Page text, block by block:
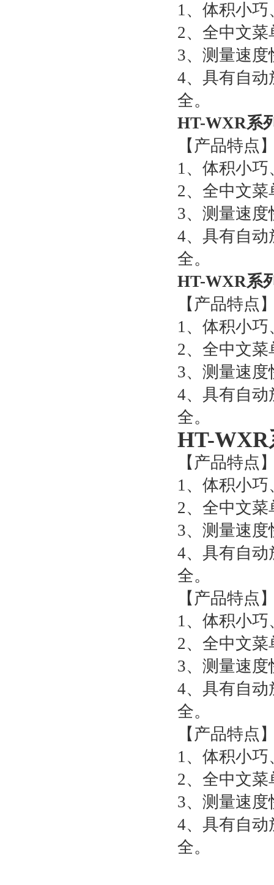
1、体积小
2、全中文
3、测量速
4、具有自
全。
HT-WXR系
【产品特点
1、体积小
2、全中文
3、测量速
4、具有自
全。
HT-WXR系
【产品特点
1、体积小
2、全中文
3、测量速
4、具有自
全。
HT-WXR
【产品特点
1、体积小
2、全中文
3、测量速
4、具有自
全。
【产品特点
1、体积小
2、全中文
3、测量速
4、具有自
全。
【产品特点
1、体积小
2、全中文
3、测量速
4、具有自
全。